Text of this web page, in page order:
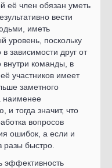
её член обязан уметь
вести
иметь
уровень, поскольку
зависимости друг от
внутри команды, в
участников имеет
заметного
наименее
и тогда значит, что
вопросов
ошибок, а если и
разы быстро.
эффективность